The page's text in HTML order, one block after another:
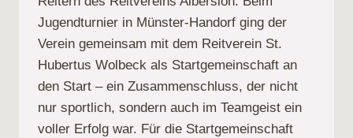
Jugendturnier in Münster-Handorf ging der
Verein gemeinsam mit dem Reitverein St.
Hubertus Wolbeck als Startgemeinschaft an
den Start – ein Zusammenschluss, der nicht
nur sportlich, sondern auch im Teamgeist ein
voller Erfolg war. Für die Startgemeinschaft